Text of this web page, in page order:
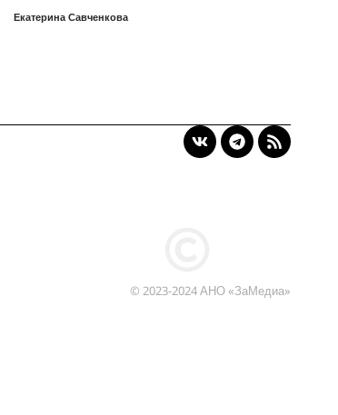
Екатерина Савченкова
© 2023-2024 АНО «ЗаМедиа»